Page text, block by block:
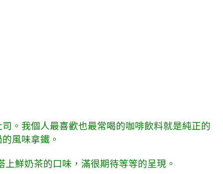
。我個人最喜歡也最常喝的咖啡飲料就是純正的
風味拿鐵。
鮮奶茶的口味，滿很期待等等的呈現。